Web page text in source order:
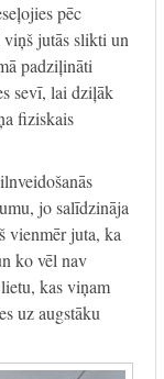
pēc
viņš jutās slikti un
padziļināti
sevī, lai dziļāk
fiziskais
jo salīdzināja
vienmēr juta, ka
ko vēl nav
kas viņam
uz augstāku